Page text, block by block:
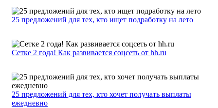
25 предложений для тех, кто ищет подработку на лето
Сетке 2 года! Как развивается соцсеть от hh.ru
25 предложений для тех, кто хочет получать выплаты
ежедневно